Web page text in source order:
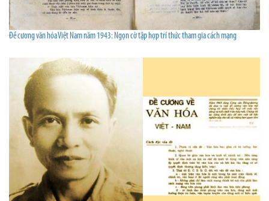
Đề cương văn hóa Việt Nam năm 1943: Ngọn cờ tập hợp trí thức tham gia cách mạng